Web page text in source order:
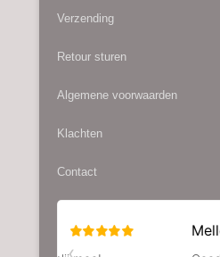
Verzending
Retour sturen
Algemene voorwaarden
Klachten
Contact